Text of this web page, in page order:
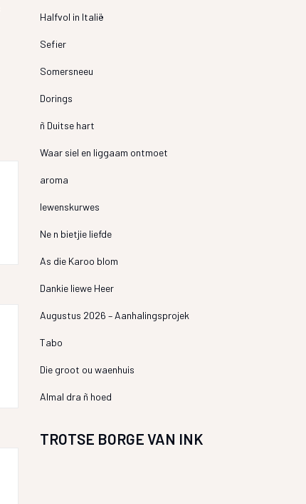
Halfvol in Italië
Sefier
Somersneeu
Dorings
ñ Duitse hart
Waar siel en liggaam ontmoet
aroma
lewenskurwes
Ne n bietjie liefde
As die Karoo blom
Dankie liewe Heer
Augustus 2026 – Aanhalingsprojek
Tabo
Die groot ou waenhuis
Almal dra ñ hoed
TROTSE BORGE VAN INK